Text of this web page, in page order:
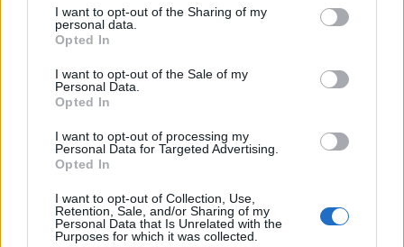
not limited to your visit or usage behaviour. You may click to
grant or deny consent to Google and its third-party tags to
use your data for below specified purposes in below Google
consent section.
I want to opt-out of the Sharing of my
personal data.
Opted In
I want to opt-out of the Sale of my
Personal Data.
Opted In
I want to opt-out of processing my
Personal Data for Targeted Advertising.
Opted In
I want to opt-out of Collection, Use,
Retention, Sale, and/or Sharing of my
Personal Data that Is Unrelated with the
Purposes for which it was collected.
kovacsistvan